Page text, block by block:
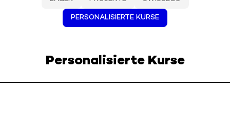
PERSONALISIERTE KURSE
Personalisierte Kurse